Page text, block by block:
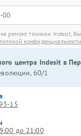
ремонт техники Indesit,
конфиденциальности
центра Indesit в
60/1
15
до 21:00